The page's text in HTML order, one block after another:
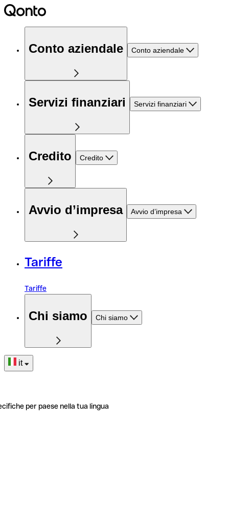
Conto aziendale Conto aziendale
Servizi finanziari Servizi finanziari
Credito Credito
Avvio d’impresa Avvio d’impresa
Tariffe
Tariffe
Chi siamo Chi siamo
it
per paese nella tua lingua